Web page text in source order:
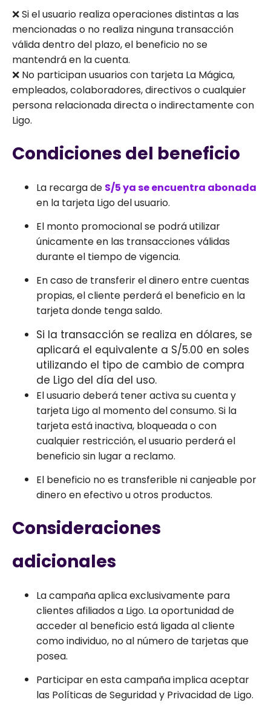
❌ Si el usuario realiza operaciones distintas a las
mencionadas o no realiza ninguna transacción
válida dentro del plazo, el beneficio no se
mantendrá en la cuenta.
❌ No participan usuarios con tarjeta La Mágica,
empleados, colaboradores, directivos o cualquier
persona relacionada directa o indirectamente con
Ligo.
Condiciones del beneficio
La recarga de S/5 ya se encuentra abonada
en la tarjeta Ligo del usuario.
El monto promocional se podrá utilizar
únicamente en las transacciones válidas
durante el tiempo de vigencia.
En caso de transferir el dinero entre cuentas
propias, el cliente perderá el beneficio en la
tarjeta donde tenga saldo.
Si la transacción se realiza en dólares, se
aplicará el equivalente a S/5.00 en soles
utilizando el tipo de cambio de compra
de Ligo del día del uso.
El usuario deberá tener activa su cuenta y
tarjeta Ligo al momento del consumo. Si la
tarjeta está inactiva, bloqueada o con
cualquier restricción, el usuario perderá el
beneficio sin lugar a reclamo.
El beneficio no es transferible ni canjeable por
dinero en efectivo u otros productos.
Consideraciones
adicionales
La campaña aplica exclusivamente para
clientes afiliados a Ligo. La oportunidad de
acceder al beneficio está ligada al cliente
como individuo, no al número de tarjetas que
posea.
Participar en esta campaña implica aceptar
las Políticas de Seguridad y Privacidad de Ligo.